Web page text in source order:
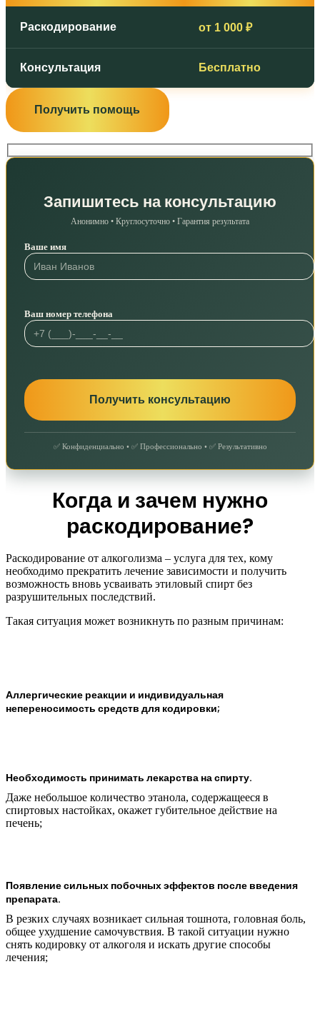
Раскодирование от 1 000 ₽
Консультация Бесплатно
Получить помощь
Запишитесь на консультацию
Анонимно • Круглосуточно • Гарантия результата
Ваше имя
Ваш номер телефона
✅ Конфиденциально • ✅ Профессионально • ✅ Результативно
Когда и зачем нужно
раскодирование?
Раскодирование от алкоголизма – услуга для тех, кому
необходимо прекратить лечение зависимости и получить
возможность вновь усваивать этиловый спирт без
разрушительных последствий.
Такая ситуация может возникнуть по разным причинам:
Аллергические реакции и индивидуальная
непереносимость средств для кодировки;
Необходимость принимать лекарства на спирту.
Даже небольшое количество этанола, содержащееся в
спиртовых настойках, окажет губительное действие на
печень;
Появление сильных побочных эффектов после введения
препарата.
В резких случаях возникает сильная тошнота, головная боль,
общее ухудшение самочувствия. В такой ситуации нужно
снять кодировку от алкоголя и искать другие способы
лечения;